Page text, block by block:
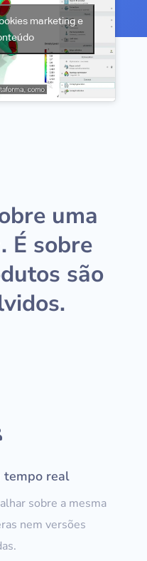
marketing e
uma
É sobre
são
tempo real
sobre a mesma
nem versões